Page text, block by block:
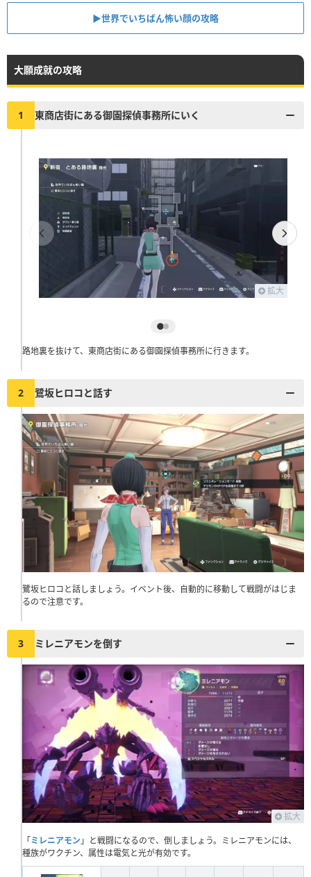
▶︎世界でいちばん怖い顔の攻略
大願成就の攻略
1 東商店街にある御園探偵事務所にいく
拡大
路地裏を抜けて、東商店街にある御園探偵事務所に行きます。
2 鷺坂ヒロコと話す
鷺坂ヒロコと話しましょう。イベント後、自動的に移動して戦闘がはじま
るので注意です。
3 ミレニアモンを倒す
拡大
「ミレニアモン 」と戦闘になるので、倒しましょう。ミレニアモンには、
種族がワクチン、属性は電気と光が有効です。